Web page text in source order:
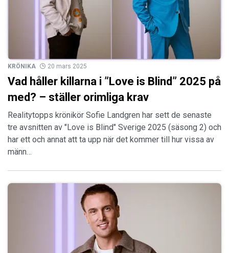
KRÖNIKA 20 mars 2025
Vad håller killarna i ”Love is Blind” 2025 på
med? – ställer orimliga krav
Realitytopps krönikör Sofie Landgren har sett de senaste
tre avsnitten av "Love is Blind" Sverige 2025 (säsong 2) och
har ett och annat att ta upp när det kommer till hur vissa av
männ…